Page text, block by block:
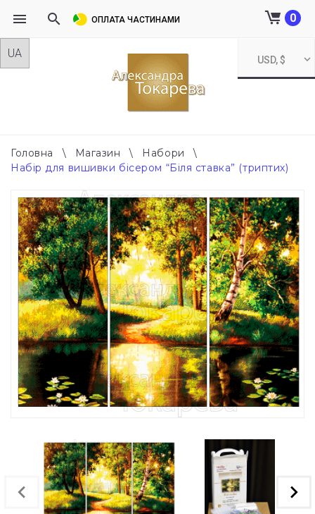
Skip
USD, $
0
ОПЛАТА ЧАСТИНАМИ
Головна \ Магазин \ Набори
\
Набір для вишивки бісером “Біля ставка” (триптих)